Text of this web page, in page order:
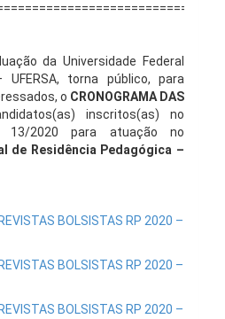
da Universidade Federal
torna público, para
o CRONOGRAMA DAS
inscritos(as) no
13/2020 para atuação no
de Residência Pedagógica –
BOLSISTAS RP 2020 –
BOLSISTAS RP 2020 –
BOLSISTAS RP 2020 –